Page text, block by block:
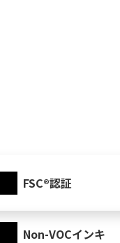
FSC®認証
Non-VOCインキ